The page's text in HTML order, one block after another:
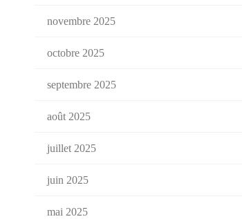
novembre 2025
octobre 2025
septembre 2025
août 2025
juillet 2025
juin 2025
mai 2025